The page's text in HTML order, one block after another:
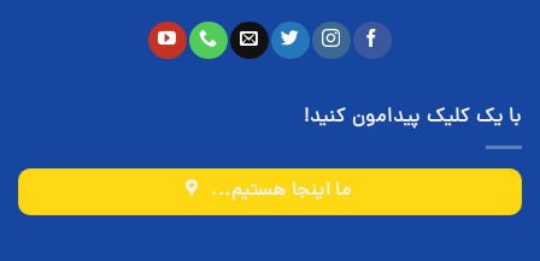
با یک کلیک پیدامون کنید!
ما اینجا هستیم...